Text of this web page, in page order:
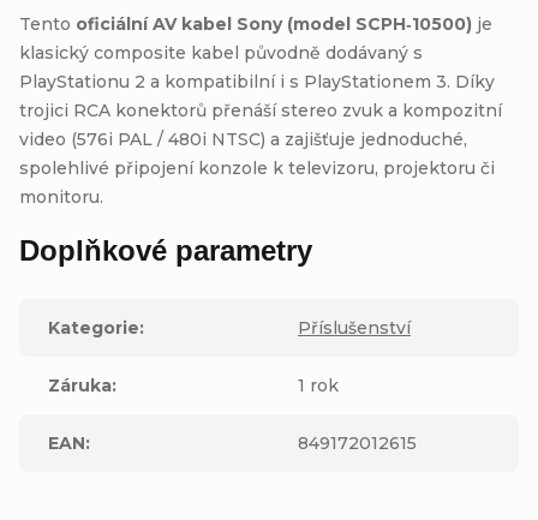
Tento oficiální AV kabel Sony (model SCPH‑10500) je
klasický composite kabel původně dodávaný s
PlayStationu 2 a kompatibilní i s PlayStationem 3. Díky
trojici RCA konektorů přenáší stereo zvuk a kompozitní
video (576i PAL / 480i NTSC) a zajišťuje jednoduché,
spolehlivé připojení konzole k televizoru, projektoru či
monitoru.
Doplňkové parametry
Kategorie: Příslušenství
Záruka: 1 rok
EAN: 849172012615